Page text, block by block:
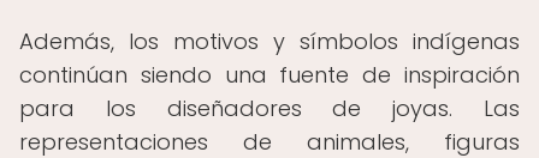
Además, los motivos y símbolos indígenas
continúan siendo una fuente de inspiración
para los diseñadores de joyas. Las
representaciones de animales, figuras